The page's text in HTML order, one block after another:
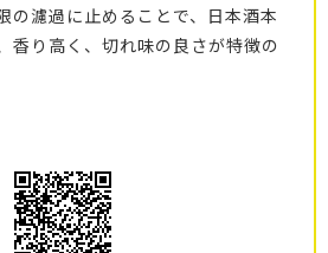
の濾過に止めることで、日本酒本
香り高く、切れ味の良さが特徴の